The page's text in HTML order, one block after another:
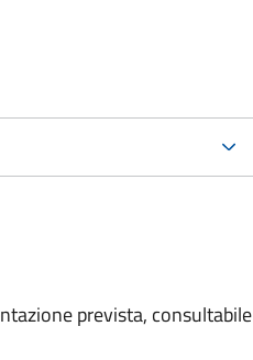
prevista, consultabile